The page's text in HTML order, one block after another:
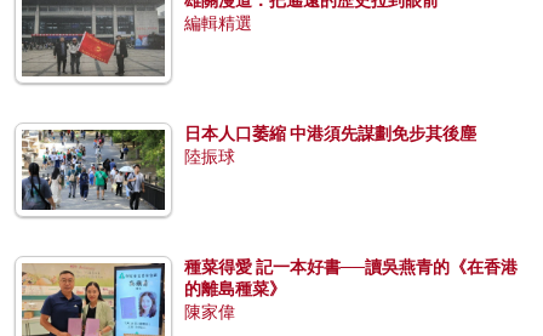
編輯精選
日本人口萎縮 中港須先謀劃免步其後塵
陸振球
種菜得愛 記一本好書──讀吳燕青的《在香港
的離島種菜》
陳家偉